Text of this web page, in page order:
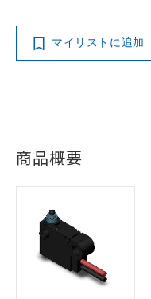
マイリストに追加
商品概要